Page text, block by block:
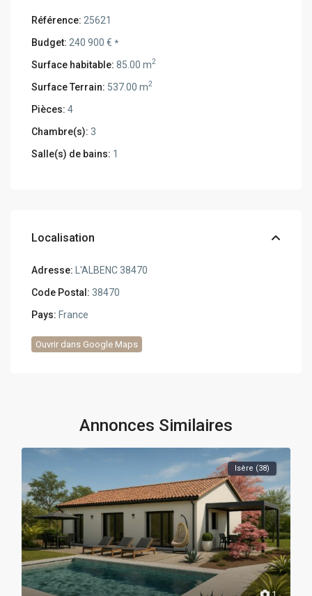
Référence: 25621
Budget: 240 900 €*
Surface habitable: 85.00 m2
Surface Terrain: 537.00 m2
Pièces: 4
Chambre(s): 3
Salle(s) de bains: 1
Localisation
Adresse: L'ALBENC 38470
Code Postal: 38470
Pays: France
Ouvrir dans Google Maps
Annonces Similaires
Isère (38)